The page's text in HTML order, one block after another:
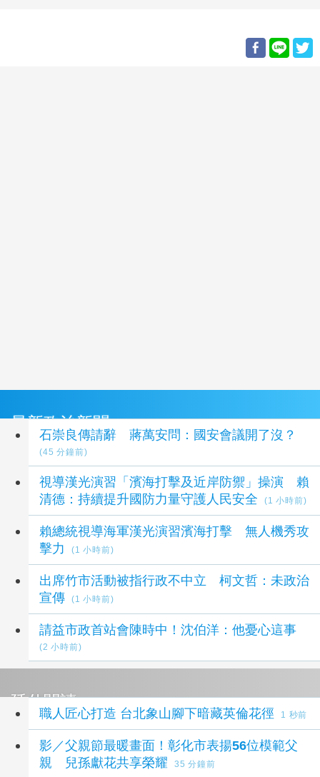
最新政治新聞
石崇良傳請辭 蔣萬安問：國安會議開了沒？
(45 分鐘前)
視導漢光演習「濱海打擊及近岸防禦」操演 賴
清德：持續提升國防力量守護人民安全
(1 小時前)
賴總統視導海軍漢光演習濱海打擊 無人機秀攻
擊力
(1 小時前)
出席竹市活動被指行政不中立 柯文哲：未政治
宣傳
(1 小時前)
請益市政首站會陳時中！沈伯洋：他憂心這事
(2 小時前)
延伸閱讀
職人匠心打造 台北象山腳下暗藏英倫花徑 1 秒前
影／父親節最暖畫面！彰化市表揚56位模範父
親 兒孫獻花共享榮耀
35 分鐘前